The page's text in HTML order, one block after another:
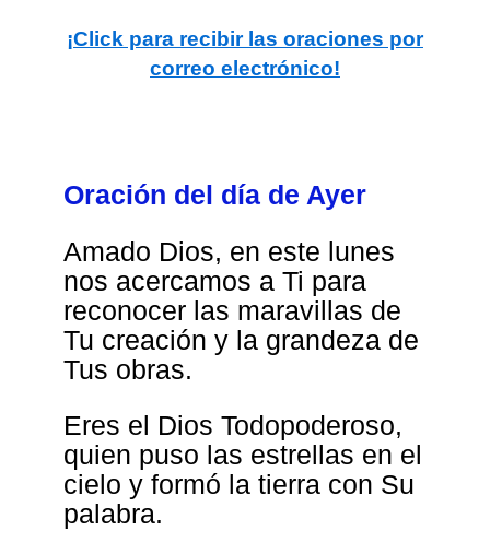
¡Click para recibir las oraciones por
correo electrónico!
Oración del día de Ayer
Amado Dios, en este lunes
nos acercamos a Ti para
reconocer las maravillas de
Tu creación y la grandeza de
Tus obras.
Eres el Dios Todopoderoso,
quien puso las estrellas en el
cielo y formó la tierra con Su
palabra.